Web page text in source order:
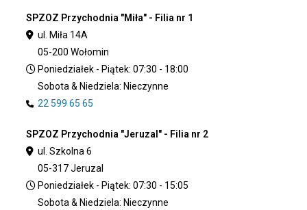
SPZOZ Przychodnia "Miła" - Filia nr 1
ul. Miła 14A
05-200 Wołomin
Poniedziałek - Piątek: 07:30 - 18:00
Sobota & Niedziela: Nieczynne
22 599 65 65
SPZOZ Przychodnia "Jeruzal" - Filia nr 2
ul. Szkolna 6
05-317 Jeruzal
Poniedziałek - Piątek: 07:30 - 15:05
Sobota & Niedziela: Nieczynne